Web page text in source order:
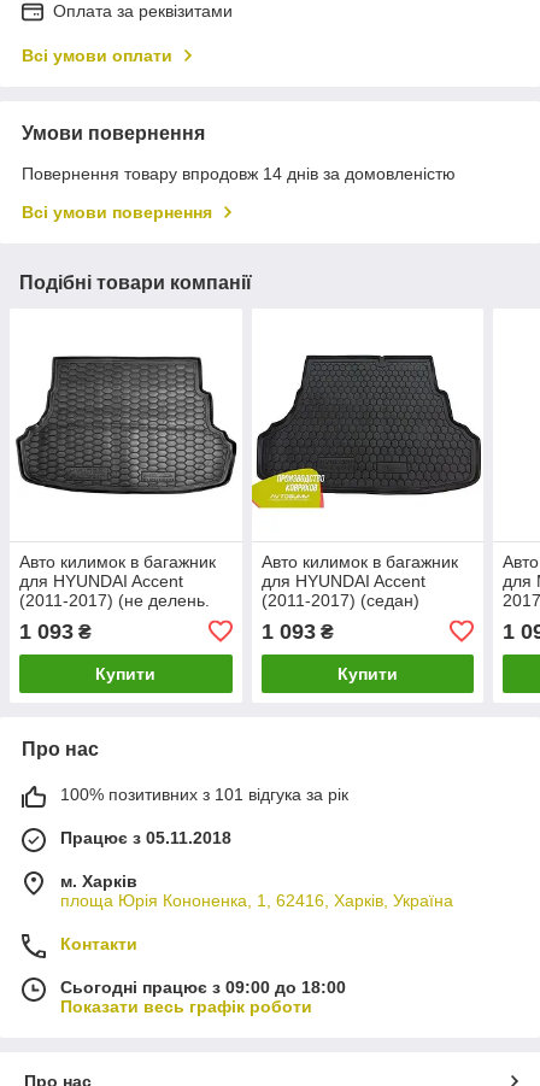
Оплата за реквізитами
Всі умови оплати
Умови повернення
Повернення товару впродовж 14 днів за домовленістю
Всі умови повернення
Подібні товари компанії
Авто килимок в багажник
для HYUNDAI Accent
(2011-2017) (не делень.
1 093 ₴
Купити
Авто килимок в багажник
для HYUNDAI Accent
(2011-2017) (седан)
1 093₴
Купити
для
1
Про нас
100% позитивних з 101 відгука за рік
Працює з 05.11.2018
м. Харків
площа Юрія Кононенка, 1, 62416, Харків, Україна
Контакти
Сьогодні працює з 09:00 до 18:00
Показати весь графік роботи
Про нас